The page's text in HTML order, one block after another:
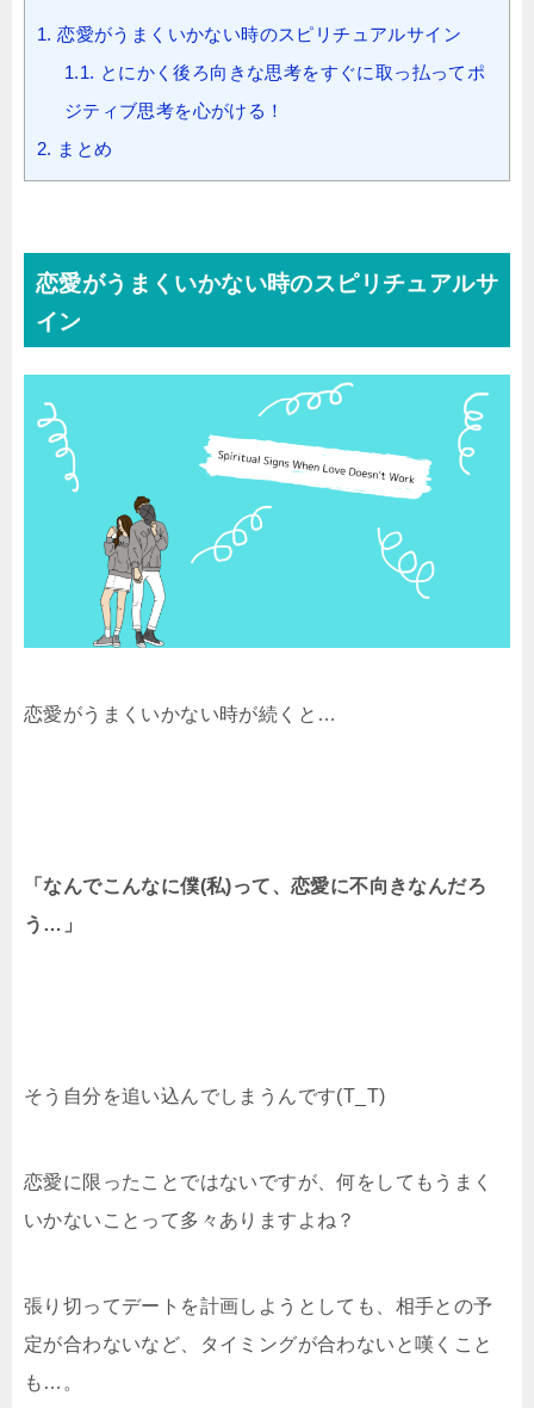
1. 恋愛がうまくいかない時のスピリチュアルサイン
1.1. とにかく後ろ向きな思考をすぐに取っ払ってポ
ジティブ思考を心がける！
2. まとめ
恋愛がうまくいかない時のスピリチュアルサ
イン
恋愛がうまくいかない時が続くと…
「なんでこんなに僕(私)って、恋愛に不向きなんだろ
う…」
そう自分を追い込んでしまうんです(T_T)
恋愛に限ったことではないですが、何をしてもうまく
いかないことって多々ありますよね？
張り切ってデートを計画しようとしても、相手との予
定が合わないなど、タイミングが合わないと嘆くこと
も…。